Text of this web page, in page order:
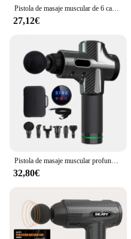
Pistola de masaje muscular de 6 cabezales para hombres y mujeres, masajeador de pistola para aliviar el dolor de cuerpo completo, Fascia, cabeza de cuello y espalda
27,12€
Pistola de masaje muscular profundo, masajeador eléctrico de percusión para cuerpo, cuello, espalda, pierna, herramienta de Fitness, 30 niveles
32,80€